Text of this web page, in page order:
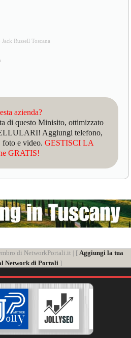
Russell Toscana
azienda?
di questo Minisito, ottimizzato
Aggiungi telefono,
foto e video.GESTISCI LA
GRATIS!
di NetworkPortali.it | [ Aggiungi la tua
Network di Portali]